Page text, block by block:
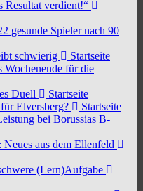
Resultat verdient!“
gesunde Spieler nach 90
schwierig
Startseite
Wochenende für die
Duell
Startseite
Elversberg?
Startseite
bei Borussias B-
aus dem Ellenfeld
(Lern)Aufgabe